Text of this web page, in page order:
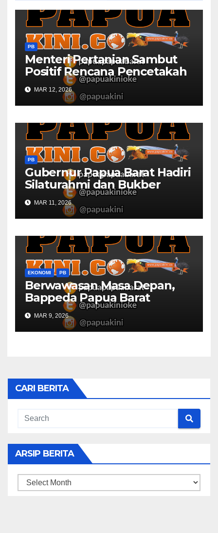
PB
Menteri Pertanian Sambut
Positif Rencana Pencetakah
Sawah dan Ladang di Papua
Barat
MAR 12, 2026
PB
Gubernur Papua Barat Hadiri
Silaturahmi dan Bukber
Bersama DPR RI dan
Mendagri di IPDN
MAR 11, 2026
EKONOMI PB
Berwawasan Masa Depan,
Bappeda Papua Barat
Konsultasi Publik RKPD 2027
MAR 9, 2026
CARI BERITA
ARSIP BERITA
ARSIP